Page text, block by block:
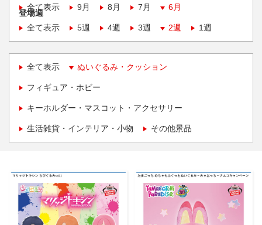
全て表示
9月 8月 7月 6月
登場週
全て表示
5週 4週 3週 2週 1週
全て表示 ぬいぐるみ・クッション
フィギュア・ホビー
キーホルダー・マスコット・アクセサリー
生活雑貨・インテリア・小物 その他景品